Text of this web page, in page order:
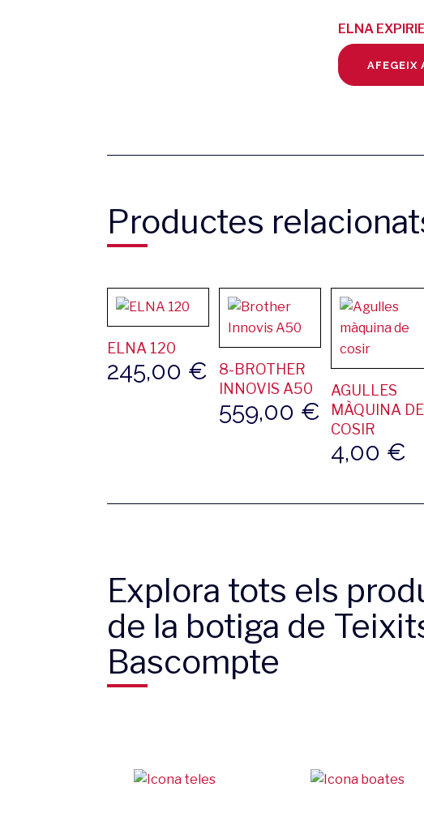
ELNA
quantityAFEGEIX
Productes
ELNA 120
245,00 €
8-BROTHER
INNOVIS A50
559,00 €
AGULLES
MÀQUINA DE
COSIR
4,00 €
Explora tots els
de la botiga de
Bascompte